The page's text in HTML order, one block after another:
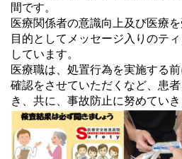
間です。
医療関係者の意識向上及び医療
目的としてメッセージ入りのテ
しています。
医療職は、処置行為を実施する
確認をさせていただくなど、患
き、共に、事故防止に努めてい